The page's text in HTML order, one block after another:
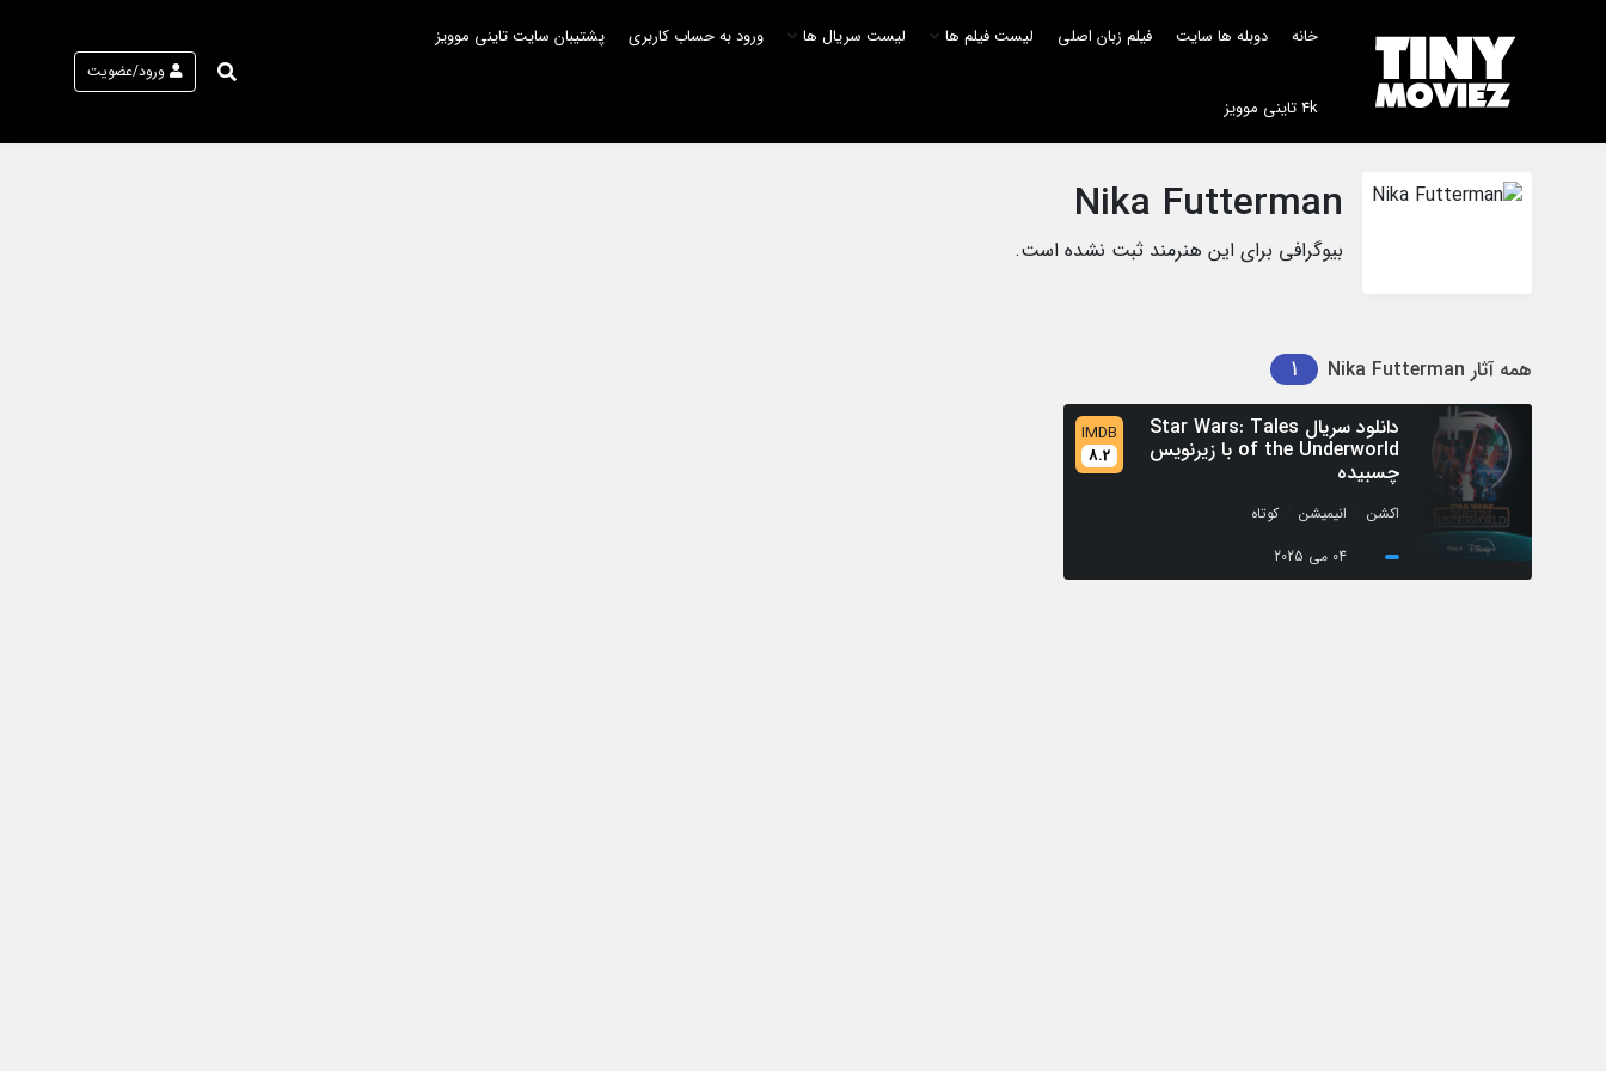
خانه دوبله ها سایت فیلم زبان اصلی لیست فیلم ها لیست سریال ها ورود به حساب کاربری پشتیبان سایت تاینی موویز
4k تاینی موویز
ورود/عضویت
Nika Futterman
بیوگرافی برای این هنرمند ثبت نشده است.
همه آثار Nika Futterman
1
دانلود سریال Star Wars: Tales
of the Underworld با زیرنویس
چسبیده
IMDB
8.2
اکشن انیمیشن /کوتاه
04 می 2025